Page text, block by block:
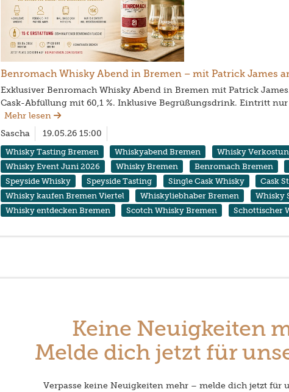
Benromach Whisky Abend in Bremen – mit Patrick James
Exklusiver Benromach Whisky Abend in Bremen mit Patrick
Cask-Abfüllung mit 60,1 %. Inklusive Begrüßungsdrink. Eintritt
Mehr lesen
Sascha
19.05.26 15:00
Whisky Tasting Bremen Whiskyabend Bremen Whisky
Whisky Event Juni 2026
Whisky Bremen Benromach Bremen
Speyside Whisky
Speyside Tasting Single Cask Whisky Cask
Whisky kaufen Bremen Viertel
Whiskyliebhaber Bremen Whisky
Whisky entdecken Bremen
Scotch Whisky Bremen Schottischer
Keine Neuigkeiten
Melde dich jetzt für
Verpasse keine Neuigkeiten mehr – melde dich jetzt für